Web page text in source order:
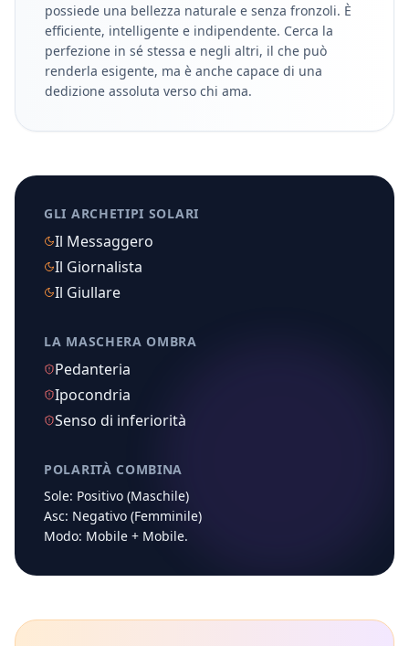
possiede una bellezza naturale e senza fronzoli. È
efficiente, intelligente e indipendente. Cerca la
perfezione in sé stessa e negli altri, il che può
renderla esigente, ma è anche capace di una
dedizione assoluta verso chi ama.
GLI ARCHETIPI SOLARI
Il Messaggero
Il Giornalista
Il Giullare
LA MASCHERA OMBRA
Pedanteria
Ipocondria
Senso di inferiorità
POLARITÀ COMBINA
Sole: Positivo (Maschile)
Asc: Negativo (Femminile)
Modo: Mobile + Mobile.